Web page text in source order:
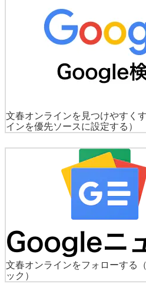
文春オンラインを見つけやすく
インを優先ソースに設定する）
文春オンラインをフォローする
ック）